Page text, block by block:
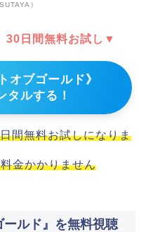
）
30日間無料お試し▼
オブゴールド》
タルする！
間無料お試しになりま
金かかりません
ールド』を無料視聴